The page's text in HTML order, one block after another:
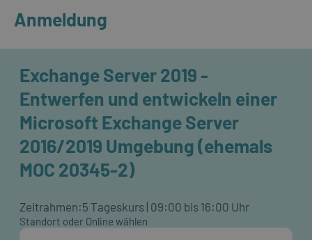
Anmeldung
Exchange Server 2019 -
Entwerfen und entwickeln einer
Microsoft Exchange Server
2016/2019 Umgebung (ehemals
MOC 20345-2)
Zeitrahmen:5 Tageskurs | 09:00 bis 16:00 Uhr
Standort oder Online wählen